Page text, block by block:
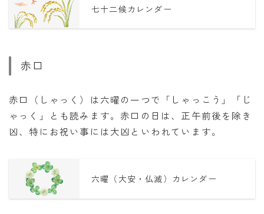
七十二候カレンダー
赤口
赤口（しゃっく）は六曜の一つで「しゃっこう」「じ
ゃっく」とも読みます。赤口の日は、正午前後を除き
凶、特にお祝い事には大凶といわれています。
六曜（大安・仏滅）カレンダー